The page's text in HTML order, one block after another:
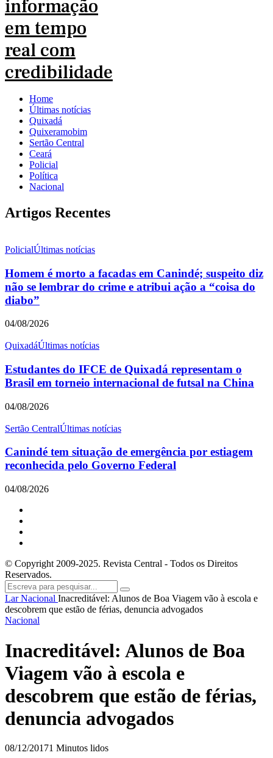
Home
Últimas notícias
Quixadá
Quixeramobim
Sertão Central
Ceará
Policial
Política
Nacional
Artigos Recentes
PolicialÚltimas notícias
Homem é morto a facadas em Canindé; suspeito diz
não se lembrar do crime e atribui ação a “coisa do
diabo”
04/08/2026
QuixadáÚltimas notícias
Estudantes do IFCE de Quixadá representam o
Brasil em torneio internacional de futsal na China
04/08/2026
Sertão CentralÚltimas notícias
Canindé tem situação de emergência por estiagem
reconhecida pelo Governo Federal
04/08/2026
© Copyright 2009-2025. Revista Central - Todos os Direitos
Reservados.
LarNacional Inacreditável: Alunos de Boa Viagem vão à escola e
descobrem que estão de férias, denuncia advogados
Nacional
Inacreditável: Alunos de Boa
Viagem vão à escola e
descobrem que estão de férias,
denuncia advogados
08/12/20171 Minutos lidos